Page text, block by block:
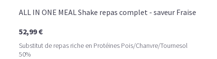
ALL IN ONE MEAL Shake repas complet - saveur Fraise
52,99 €
Substitut de repas riche en Protéines Pois/Chanvre/Tournesol
50%